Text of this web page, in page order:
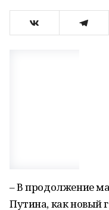
– В продолжение
Путина, как новый